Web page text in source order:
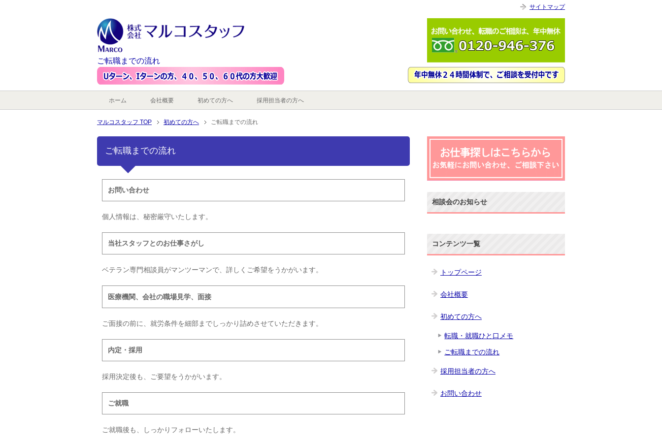
ご転職までの流れ
ホーム 会社概要 初めての方へ 採用担当者の方へ
マルコスタッフ TOP 初めての方へ ご転職までの流れ
ご転職までの流れ
お問い合わせ
個人情報は、秘密厳守いたします。
当社スタッフとのお仕事さがし
ベテラン専門相談員がマンツーマンで、詳しくご希望をうかがいます。
医療機関、会社の職場見学、面接
ご面接の前に、就労条件を細部までしっかり詰めさせていただきます。
内定・採用
採用決定後も、ご要望をうかがいます。
ご就職
ご就職後も、しっかりフォローいたします。
相談会のお知らせ
コンテンツ一覧
トップページ
会社概要
初めての方へ
転職・就職ひと口メモ
ご転職までの流れ
採用担当者の方へ
お問い合わせ
サイトマップ